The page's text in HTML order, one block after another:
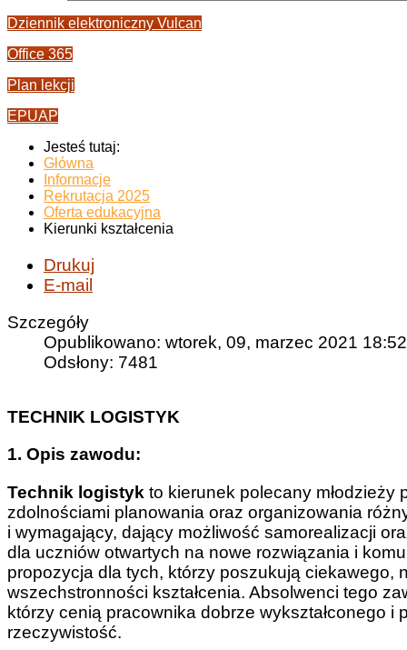
Dziennik elektroniczny Vulcan
Office 365
Plan lekcji
EPUAP
Jesteś tutaj:
Główna
Informacje
Rekrutacja 2025
Oferta edukacyjna
Kierunki kształcenia
Drukuj
E-mail
Szczegóły
Opublikowano: wtorek, 09, marzec 2021 18:52
Odsłony: 7481
TECHNIK LOGISTYK
1. Opis zawodu:
Technik logistyk to kierunek polecany młodzieży
zdolnościami planowania oraz organizowania
i wymagający, dający możliwość samorealizacji
dla uczniów otwartych na nowe rozwiązania i
propozycja dla tych, którzy poszukują ciekawego,
wszechstronności kształcenia. Absolwenci tego
którzy cenią pracownika dobrze wykształconego
rzeczywistość.